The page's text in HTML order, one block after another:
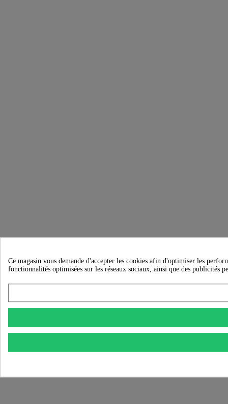
Ce magasin vous demande d'accepter les cookies afin d'optimiser les
fonctionnalités optimisées sur les réseaux sociaux, ainsi que des publicités